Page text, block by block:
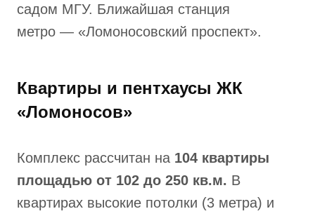
садом МГУ. Ближайшая станция
метро — «Ломоносовский проспект».
Квартиры и пентхаусы ЖК
«Ломоносов»
Комплекс рассчитан на 104 квартиры
площадью от 102 до 250 кв.м. В
квартирах высокие потолки (3 метра) и